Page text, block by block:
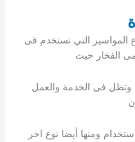
المواسير التي تستخدم فى
الفخار حيث
وتظل فى الخدمة والعمل
ومنها أيضا نوع اخر